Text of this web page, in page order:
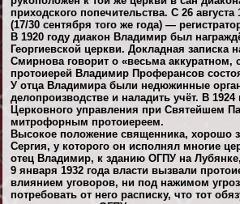
приходского попечительства. С 26
(17/30 сентября того же года) —
В 1920 году диакон Владимир был
Георгиевской церкви. Докладная
Смирнова говорит о «весьма аккуратном,
протоиерей Владимир Проферансов
У отца Владимира были недюжинные
делопроизводстве и наладить учёт. В
Церковного управления при Святейшем
митрофорным протоиереем.
Высокое положение священника, хорошо
Сергия, у которого он исполнял многие
отец Владимир, к зданию ОГПУ на
9 января 1932 года власти вызвали
влиянием уговоров, ни под нажимом
потребовать от него расписку, что тот